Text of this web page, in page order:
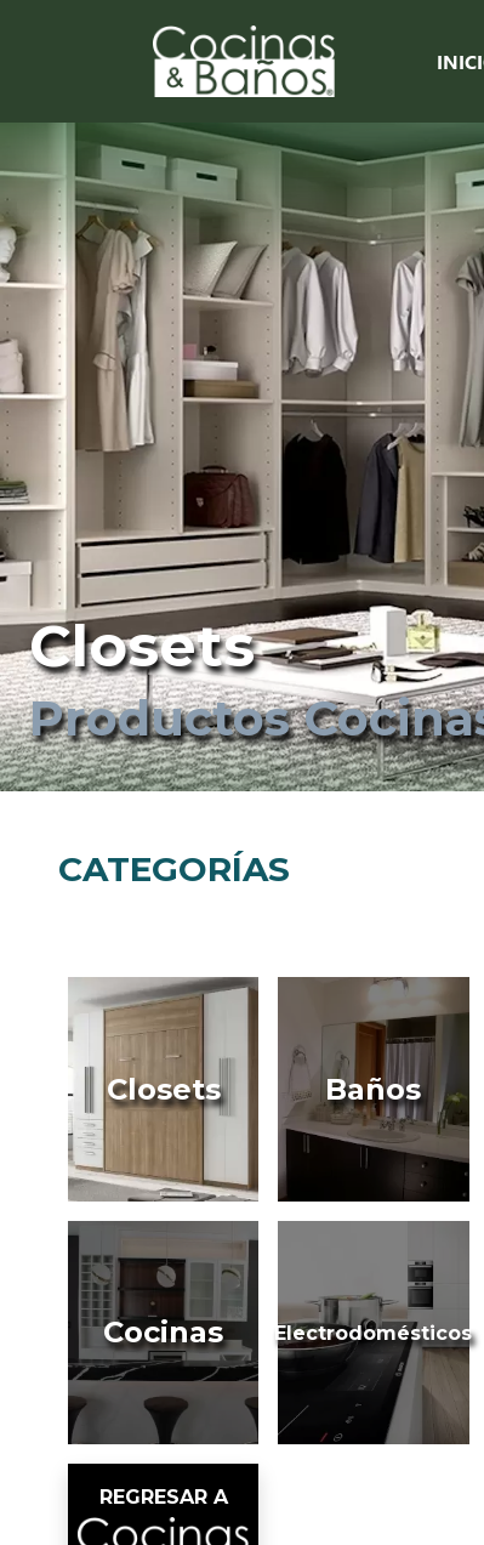
Closets
Productos
CATEGORÍAS
Closets Baños
Cocinas Electrodomésticos
REGRESAR A